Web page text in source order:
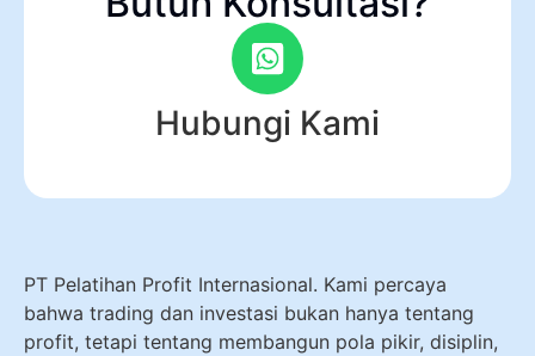
Hubungi Kami
PT Pelatihan Profit Internasional. Kami percaya
bahwa trading dan investasi bukan hanya tentang
profit, tetapi tentang membangun pola pikir, disiplin,